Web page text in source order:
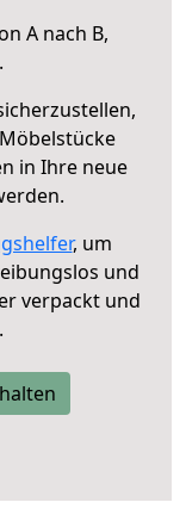
A nach B,
in Ihre neue
, um
und
verpackt und